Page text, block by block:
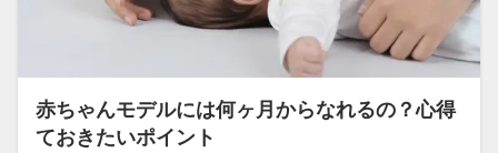
赤ちゃんモデルには何ヶ月からなれるの？心得
ておきたいポイント